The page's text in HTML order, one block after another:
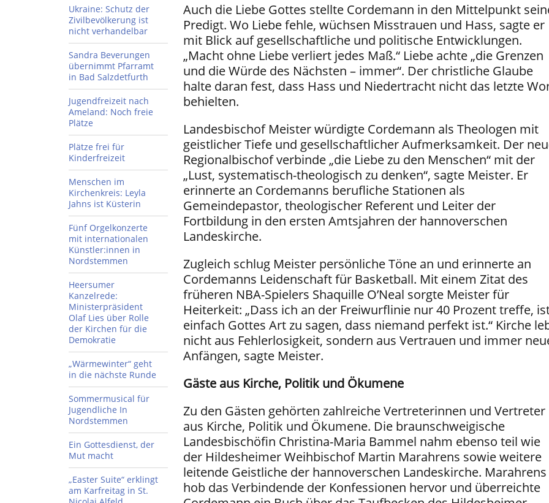
Ukraine: Schutz der
Zivilbevölkerung ist
nicht verhandelbar
Sandra Beverungen
übernimmt Pfarramt
in Bad Salzdetfurth
Jugendfreizeit nach
Ameland: Noch freie
Plätze
Plätze frei für
Kinderfreizeit
Menschen im
Kirchenkreis: Leyla
Jahns ist Küsterin
Fünf Orgelkonzerte
mit internationalen
Künstler:innen in
Nordstemmen
Heersumer
Kanzelrede:
Ministerpräsident
Olaf Lies über Rolle
der Kirchen für die
Demokratie
„Wärmewinter“ geht
in die nächste Runde
Sommermusical für
Jugendliche In
Nordstemmen
Ein Gottesdienst, der
Mut macht
„Easter Suite“ erklingt
am Karfreitag in St.
Auch die Liebe Gottes stellte Cordemann in den Mittelpunkt
Predigt. Wo Liebe fehle, wüchsen Misstrauen und Hass, sagte er
mit Blick auf gesellschaftliche und politische Entwicklungen.
„Macht ohne Liebe verliert jedes Maß.“ Liebe achte „die Grenzen
und die Würde des Nächsten – immer“. Der christliche Glaube
halte daran fest, dass Hass und Niedertracht nicht das letzte
behielten.
Landesbischof Meister würdigte Cordemann als Theologen mit
geistlicher Tiefe und gesellschaftlicher Aufmerksamkeit. Der
Regionalbischof verbinde „die Liebe zu den Menschen“ mit der
„Lust, systematisch-theologisch zu denken“, sagte Meister. Er
erinnerte an Cordemanns berufliche Stationen als
Gemeindepastor, theologischer Referent und Leiter der
Fortbildung in den ersten Amtsjahren der hannoverschen
Landeskirche.
Zugleich schlug Meister persönliche Töne an und erinnerte an
Cordemanns Leidenschaft für Basketball. Mit einem Zitat des
früheren NBA-Spielers Shaquille O’Neal sorgte Meister für
Heiterkeit: „Dass ich an der Freiwurflinie nur 40 Prozent treffe,
einfach Gottes Art zu sagen, dass niemand perfekt ist.“ Kirche
nicht aus Fehlerlosigkeit, sondern aus Vertrauen und immer
Anfängen, sagte Meister.
Gäste aus Kirche, Politik und Ökumene
Zu den Gästen gehörten zahlreiche Vertreterinnen und Vertreter
aus Kirche, Politik und Ökumene. Die braunschweigische
Landesbischöfin Christina-Maria Bammel nahm ebenso teil wie
der Hildesheimer Weihbischof Martin Marahrens sowie weitere
leitende Geistliche der hannoverschen Landeskirche. Marahrens
hob das Verbindende der Konfessionen hervor und überreichte